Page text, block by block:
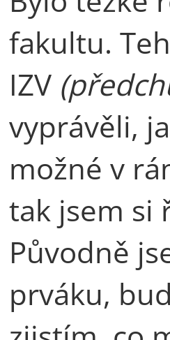
fakultu.
IZV
vyprávěli,
možné v
tak jsem si
Původně
prváku,